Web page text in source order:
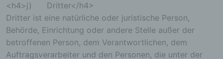
<h4>j) Dritter</h4>
Dritter ist eine natürliche oder juristische Person,
Behörde, Einrichtung oder andere Stelle außer der
betroffenen Person, dem Verantwortlichen, dem
Auftragsverarbeiter und den Personen, die unter der